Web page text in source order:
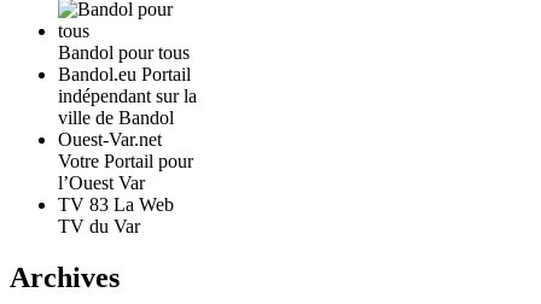
Bandol pour tous
Bandol.eu Portail
indépendant sur la
ville de Bandol
Ouest-Var.net
Votre Portail pour
l’Ouest Var
TV 83 La Web
TV du Var
Archives